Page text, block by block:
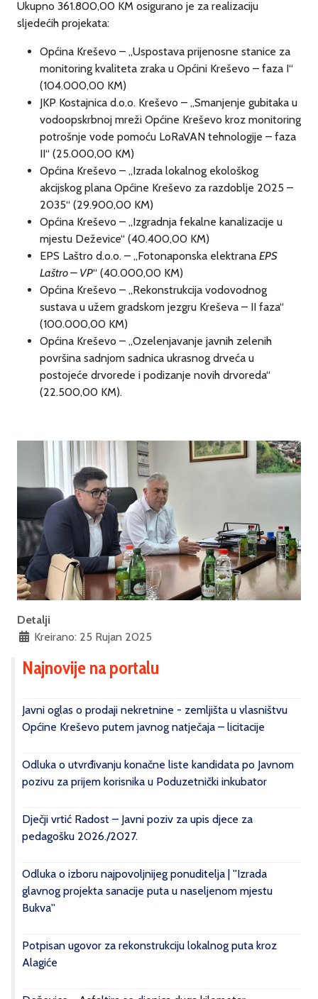
Ukupno 361.800,00 KM osigurano je za realizaciju
sljedećih projekata:
Općina Kreševo – „Uspostava prijenosne stanice za
monitoring kvaliteta zraka u Općini Kreševo – faza I“
(104.000,00 KM)
JKP Kostajnica d.o.o. Kreševo – „Smanjenje gubitaka u
vodoopskrbnoj mreži Općine Kreševo kroz monitoring
potrošnje vode pomoću LoRaVAN tehnologije – faza
II“ (25.000,00 KM)
Općina Kreševo – „Izrada lokalnog ekološkog
akcijskog plana Općine Kreševo za razdoblje 2025 –
2035“ (29.900,00 KM)
Općina Kreševo – „Izgradnja fekalne kanalizacije u
mjestu Deževice“ (40.400,00 KM)
EPS Laštro d.o.o. – „Fotonaponska elektrana EPS
Laštro – VP“ (40.000,00 KM)
Općina Kreševo – „Rekonstrukcija vodovodnog
sustava u užem gradskom jezgru Kreševa – II faza“
(100.000,00 KM)
Općina Kreševo – „Ozelenjavanje javnih zelenih
površina sadnjom sadnica ukrasnog drveća u
postojeće drvorede i podizanje novih drvoreda“
(22.500,00 KM).
Detalji
Kreirano: 25 Rujan 2025
Najnovije na portalu
Javni oglas o prodaji nekretnine - zemljišta u vlasništvu
Općine Kreševo putem javnog natječaja – licitacije
Odluka o utvrđivanju konačne liste kandidata po Javnom
pozivu za prijem korisnika u Poduzetnički inkubator
Dječji vrtić Radost – Javni poziv za upis djece za
pedagošku 2026./2027.
Odluka o izboru najpovoljnijeg ponuditelja | ''Izrada
glavnog projekta sanacije puta u naseljenom mjestu
Bukva''
Potpisan ugovor za rekonstrukciju lokalnog puta kroz
Alagiće